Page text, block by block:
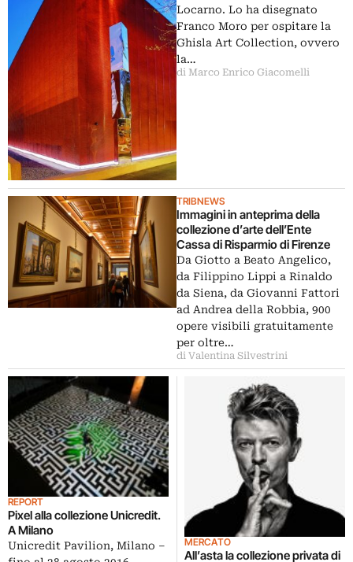
Locarno. Lo ha disegnato
Franco Moro per ospitare la
Ghisla Art Collection, ovvero
la…
di Marco Enrico Giacomelli
TRIBNEWS
Immagini in anteprima della
collezione d’arte dell’Ente
Cassa di Risparmio di Firenze
Da Giotto a Beato Angelico,
da Filippino Lippi a Rinaldo
da Siena, da Giovanni Fattori
ad Andrea della Robbia, 900
opere visibili gratuitamente
per oltre…
di Valentina Silvestrini
REPORT
Pixel alla collezione Unicredit.
A Milano
Unicredit Pavilion, Milano –
MERCATO
All’asta la collezione privata di